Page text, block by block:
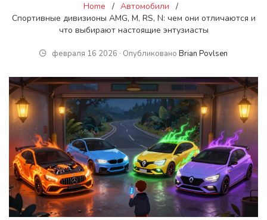
Home
Автомобили
Спортивные дивизионы AMG, M, RS, N: чем они отличаются и
что выбирают настоящие энтузиасты
февраля 16 2026 ∙ Опубликовано Brian Povlsen